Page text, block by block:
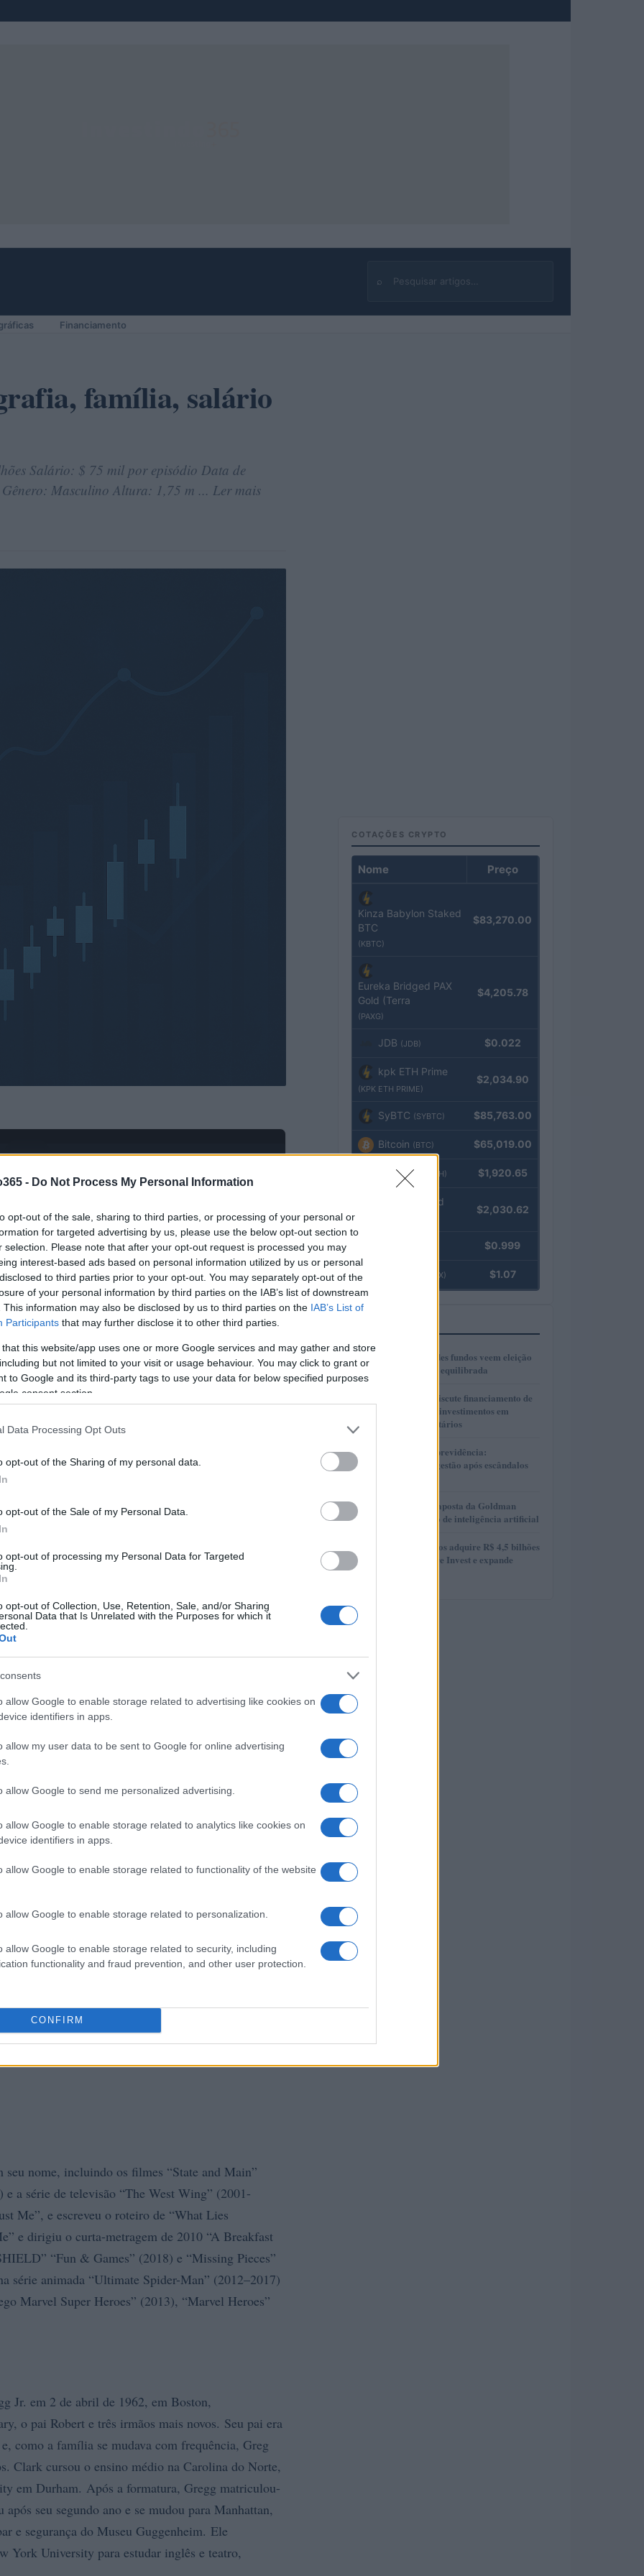
- Do Not Process My Personal Information
opt-out of the sale, sharing to third parties, or processing of your personal or
for targeted advertising by us, please use the below opt-out section to
selection. Please note that after your opt-out request is processed you may
interest-based ads based on personal information utilized by us or personal
to third parties prior to your opt-out. You may separately opt-out of the
of your personal information by third parties on the IAB’s list of downstream
This information may also be disclosed by us to third parties on the IAB’s List of
Participants that may further disclose it to other third parties.
that this website/app uses one or more Google services and may gather and store
but not limited to your visit or usage behaviour. You may click to grant or
to Google and its third-party tags to use your data for below specified purposes
consent section.
Data Processing Opt Outs
opt-out of the Sharing of my personal data.
opt-out of the Sale of my Personal Data.
opt-out of processing my Personal Data for Targeted
opt-out of Collection, Use, Retention, Sale, and/or Sharing
Data that Is Unrelated with the Purposes for which it
allow Google to enable storage related to advertising like cookies on
identifiers in apps.
allow my user data to be sent to Google for online advertising
allow Google to send me personalized advertising.
allow Google to enable storage related to analytics like cookies on
identifiers in apps.
allow Google to enable storage related to functionality of the website
allow Google to enable storage related to personalization.
allow Google to enable storage related to security, including
functionality and fraud prevention, and other user protection.
CONFIRM
⌕
Buscar
Financiamento
família, salário
Salário: $ 75 mil por episódio Data de
Masculino Altura: 1,75 m ... Ler mais
(59 anos)
pol.)
da America
Gregg?
americano com um patrimônio líquido de US
como Richard Campbell na sitcom da CBS
2010) e por interpretar o Agente Phil Coulson em
como “Agents of SHIELD” (2013-2020 ), “Iron
(2012).
nome, incluindo os filmes “State and Main”
a série de televisão “The West Wing” (2001-
Me”, e escreveu o roteiro de “What Lies
e dirigiu o curta-metragem de 2010 “A Breakfast
“Fun & Games” (2018) e “Missing Pieces”
série animada “Ultimate Spider-Man” (2012–2017)
Marvel Super Heroes” (2013), “Marvel Heroes”
Jr. em 2 de abril de 1962, em Boston,
o pai Robert e três irmãos mais novos. Seu pai era
como a família se mudava com frequência, Greg
Clark cursou o ensino médio na Carolina do Norte,
em Durham. Após a formatura, Gregg matriculou-
seu segundo ano e se mudou para Manhattan,
e segurança do Museu Guggenheim. Ele
York University para estudar inglês e teatro,
COTAÇÕES CRYPTO
Nome Preço
Kinza Babylon Staked
BTC
(KBTC)
$83,270.00
Eureka Bridged PAX
Gold (Terra
(PAXG)
$4,205.78
JDB (JDB) $0.022
kpk ETH Prime
(KPK ETH PRIME)
$2,034.90
SyBTC (SYBTC) $85,763.00
Bitcoin (BTC) $65,019.00
Ethereum (ETH) $1,920.65
kpk ETH Yield
$2,030.62
$0.999
(USDEX) $1.07
1
Gestores de grandes fundos veem eleição
presidencial mais equilibrada
2
Presidente Lula discute financiamento de
planos de saúde e investimentos em
hospitais universitários
3
Reformas no Rioprevidência:
Transparência e gestão após escândalos
4
AlphaAI: A nova aposta da Goldman
Sachs no mercado de inteligência artificial
5
MAG Investimentos adquire R$ 4,5 bilhões
em FIDCs da More Invest e expande